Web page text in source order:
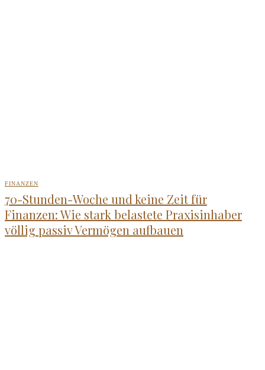
FINANZEN
70-Stunden-Woche und keine Zeit für
Finanzen: Wie stark belastete Praxisinhaber
völlig passiv Vermögen aufbauen